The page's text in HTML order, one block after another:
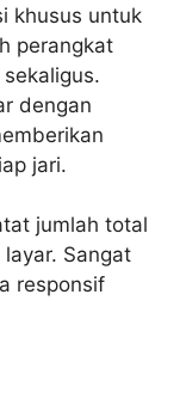
khusus untuk
perangkat
dengan
jari.
jumlah total
Sangat
responsif